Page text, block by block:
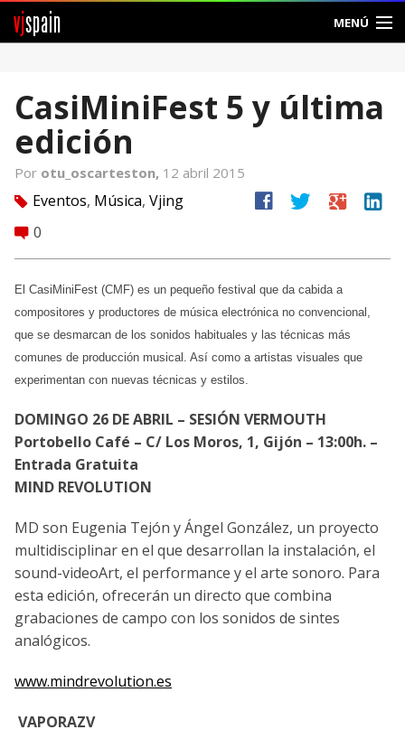
vjspain MENÚ
Foros
Noticias
Vjspain
Ayuda
Contacto
Entrar
Crear Cuenta
CasiMiniFest 5 y última
edición
Por otu_oscarteston, 12 abril 2015
tag Eventos, Música, Vjing
comment 0
facebook twitter google linkedin
El CasiMiniFest (CMF) es un pequeño festival que da cabida a
compositores y productores de música electrónica no convencional,
que se desmarcan de los sonidos habituales y las técnicas más
comunes de producción musical. Así como a artistas visuales que
experimentan con nuevas técnicas y estilos.
DOMINGO 26 DE ABRIL – SESIÓN VERMOUTH
Portobello Café – C/ Los Moros, 1, Gijón – 13:00h. –
Entrada Gratuita
MIND REVOLUTION
MD son Eugenia Tejón y Ángel González, un proyecto
multidisciplinar en el que desarrollan la instalación, el
sound-videoArt, el performance y el arte sonoro. Para
esta edición, ofrecerán un directo que combina
grabaciones de campo con los sonidos de sintes
analógicos.
www.mindrevolution.es
VAPORAZV